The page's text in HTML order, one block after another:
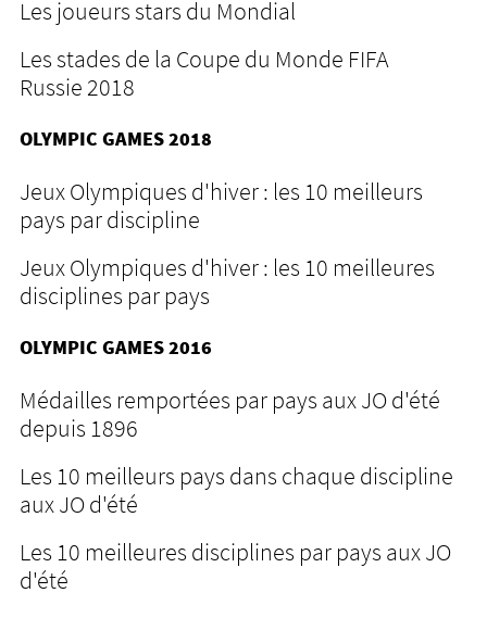
Les joueurs stars du Mondial
Les stades de la Coupe du Monde FIFA
Russie 2018
OLYMPIC GAMES 2018
Jeux Olympiques d'hiver : les 10 meilleurs
pays par discipline
Jeux Olympiques d'hiver : les 10 meilleures
disciplines par pays
OLYMPIC GAMES 2016
Médailles remportées par pays aux JO d'été
depuis 1896
Les 10 meilleurs pays dans chaque discipline
aux JO d'été
Les 10 meilleures disciplines par pays aux JO
d'été